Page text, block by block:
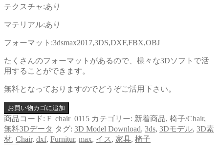
テクスチャ:あり
マテリアル:あり
フォーマット:3dsmax2017,3DS,DXF,FBX,OBJ
たくさんのフォーマットがあるので、様々な3Dソフトで活
用することができます。
無料となっておりますのでどうぞご活用下さい。
お買い物カゴに追加
商品コード: F_chair_0115 カテゴリー: 新着商品, 椅子/Chair,
無料3Dデータ タグ: 3D Model Download, 3ds, 3Dモデル, 3D素
材, Chair, dxf, Furnitur, max, イス , 家具, 椅子